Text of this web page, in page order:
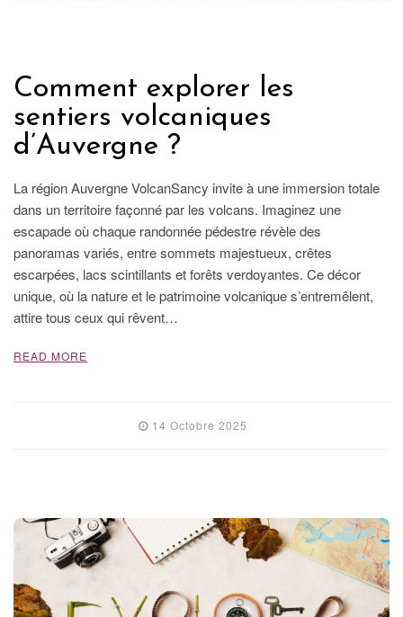
Comment explorer les
sentiers volcaniques
d’Auvergne ?
La région Auvergne VolcanSancy invite à une immersion totale
dans un territoire façonné par les volcans. Imaginez une
escapade où chaque randonnée pédestre révèle des
panoramas variés, entre sommets majestueux, crêtes
escarpées, lacs scintillants et forêts verdoyantes. Ce décor
unique, où la nature et le patrimoine volcanique s’entremêlent,
attire tous ceux qui rêvent…
READ MORE
14 Octobre 2025